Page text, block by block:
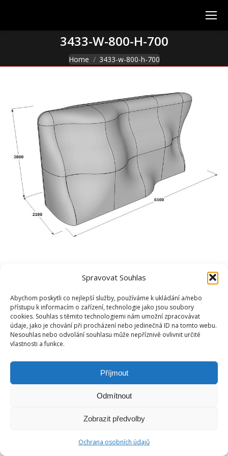
Spravovat Souhlas
Abychom poskytli co nejlepší služby, používáme k ukládání a/nebo
přístupu k informacím o zařízení, technologie jako jsou soubory
cookies. Souhlas s těmito technologiemi nám umožní zpracovávat
údaje, jako je chování při procházení nebo jedinečná ID na tomto webu.
Nesouhlas nebo odvolání souhlasu může nepříznivě ovlivnit určité
vlastnosti a funkce.
Příjmout
Odmítnout
Zobrazit předvolby
Ochrana osobních údajů
3433-W-800-H-700
You are here:
Home 3433-w-800-h-700